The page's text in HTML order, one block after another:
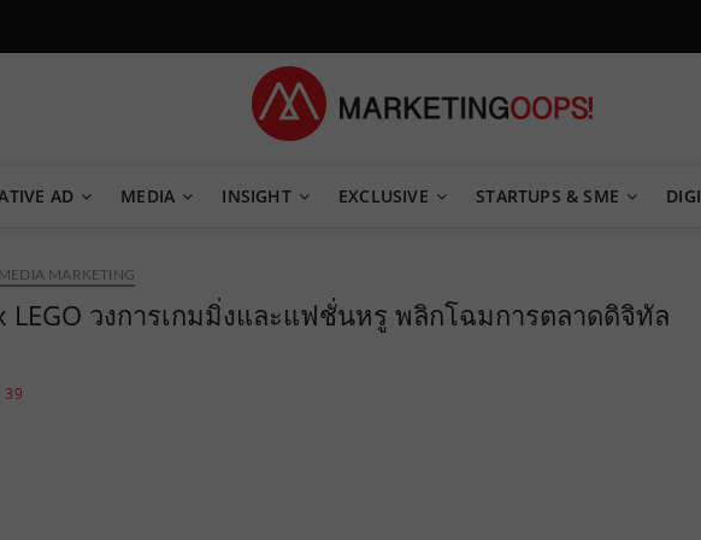
AD MEDIA INSIGHT EXCLUSIVE STARTUPS & SME
MARKETING
LEGO วงการเกมมิ่งและแฟชั่นหรู พลิกโฉมการตลาดดิจิทัล
39